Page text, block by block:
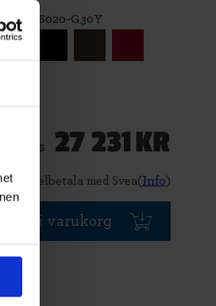
S 6020-G30Y
Pris 27 231KR
Delbetala med Svea(Info)
Lägg i varukorg